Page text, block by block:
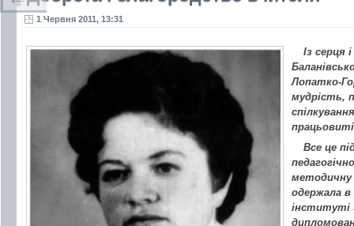
1 Червня 2011, 13:31
Із серця
Лопатко-
мудрість,
Все це
методичну
одержала
інституті